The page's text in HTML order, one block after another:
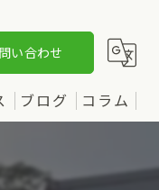
い合わせ
ブログ コラム